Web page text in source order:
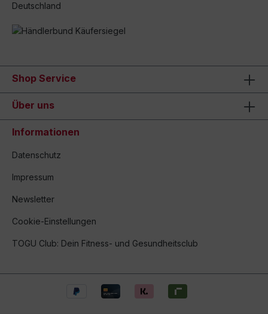
Deutschland
Shop Service
Über uns
Informationen
Datenschutz
Impressum
Newsletter
Cookie-Einstellungen
TOGU Club: Dein Fitness- und Gesundheitsclub